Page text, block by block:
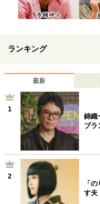
ランキング
最新
1
錦織
ブラ
2
「
す夫